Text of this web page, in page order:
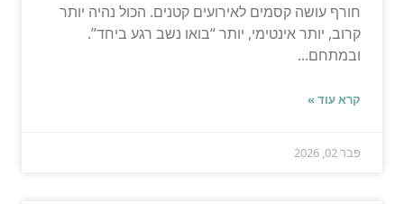
חורף עושה קסמים לאירועים קטנים. הכול נהיה יותר
קרוב, יותר אינטימי, יותר “בואו נשב רגע ביחד”.
ובמתחם...
קרא עוד »
פבר 02, 2026